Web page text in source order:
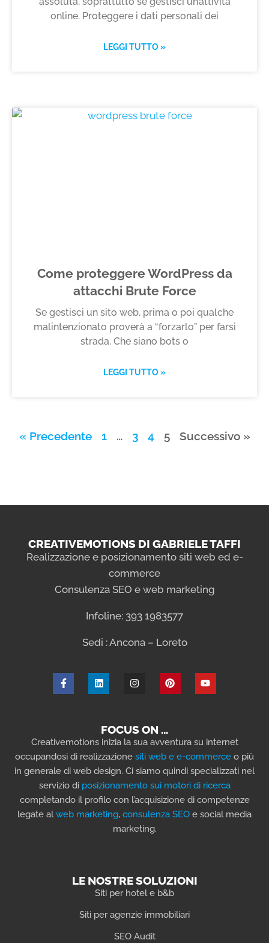
online. Proteggere i dati personali dei
LEGGI TUTTO »
Come proteggere WordPress da
attacchi Brute Force
Se gestisci un sito web, prima o poi qualche
malintenzionato proverà a “forzarlo” per farsi
strada. Che siano bots o
LEGGI TUTTO »
« Precedente 1 … 3 4 5 Successivo »
CREATIVEMOTIONS DI GABRIELE TAFFI
Realizzazione e posizionamento siti web ed e-
commerce
Consulenza SEO e web marketing
Infoline: 393 1983577
Sedi : Ancona – Loreto
FOCUS ON …
Creativemotions inizia la sua avventura su internet
occupandosi di realizzazione siti web e e-commerce o più
in generale di web design. Ci siamo quindi specializzati nel
servizio di posizionamento sui motori di ricerca
completando il profilo con l’acquisizione di competenze
legate alweb marketing, consulenza SEO e social media
marketing.
LE NOSTRE SOLUZIONI
Siti per hotel e b&b
Siti per agenzie immobiliari
SEO Audit